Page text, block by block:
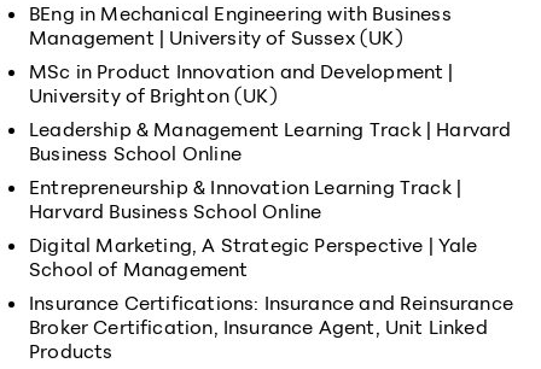
BEng in Mechanical Engineering with Business
Management | University of Sussex (UK)
MSc in Product Innovation and Development |
University of Brighton (UK)
Leadership & Management Learning Track | Harvard
Business School Online
Entrepreneurship & Innovation Learning Track |
Harvard Business School Online
Digital Marketing, A Strategic Perspective | Yale
School of Management
Insurance Certifications: Insurance and Reinsurance
Broker Certification, Insurance Agent, Unit Linked
Products